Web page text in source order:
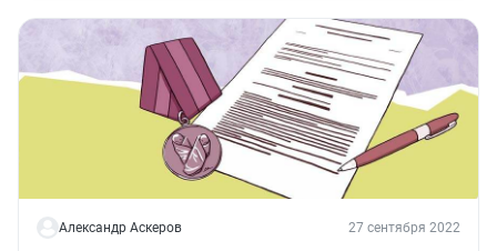
Александр Аскеров 27 сентября 2022